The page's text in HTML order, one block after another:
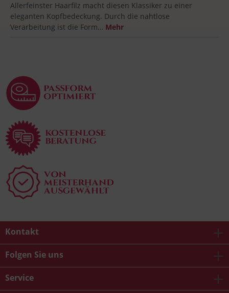
Allerfeinster Haarfilz macht diesen Klassiker zu einer
eleganten Kopfbedeckung. Durch die nahtlose
Verarbeitung ist die Form… Mehr
Kontakt
Folgen Sie uns
Service